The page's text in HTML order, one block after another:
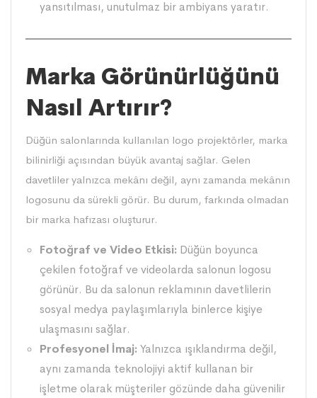
yansıtılması, unutulmaz bir ambiyans yaratır.
Marka Görünürlüğünü
Nasıl Artırır?
Düğün salonlarında kullanılan logo projektörler, marka
bilinirliği açısından büyük avantaj sağlar. Gelen
davetliler yalnızca mekânı değil, aynı zamanda mekânın
logosunu da sürekli görür. Bu durum, farkında olmadan
bir marka hafızası oluşturur.
Fotoğraf ve Video Etkisi: Düğün boyunca
çekilen fotoğraf ve videolarda salonun logosu
görünür. Bu da salonun reklamının davetlilerin
sosyal medya paylaşımlarıyla binlerce kişiye
ulaşmasını sağlar.
Profesyonel İmaj: Yalnızca ışıklandırma değil,
aynı zamanda teknolojiyi aktif kullanan bir
işletme olarak müşteriler gözünde daha güvenilir